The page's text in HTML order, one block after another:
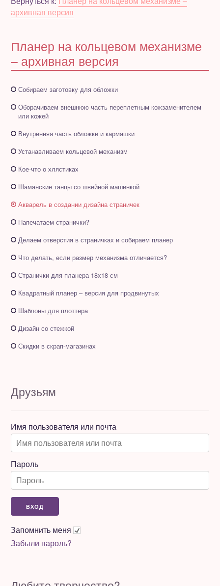
Полезное бесплатно
Для магазинов
Порция вдохновения
Отзывы
архивная версия
Планер на кольцевом механизме
– архивная версия
Собираем заготовку для обложки
Оборачиваем внешнюю часть переплетным кожзаменителем
или кожей
Внутренняя часть обложки и кармашки
Устанавливаем кольцевой механизм
Кое-что о хлястиках
Шаманские танцы со швейной машинкой
Акварель в создании дизайна страничек
Напечатаем странички?
Делаем отверстия в страничках и собираем планер
Что делать, если размер механизма отличается?
Странички для планера 18х18 см
Квадратный планер – версия для продвинутых
Шаблоны для плоттера
Дизайн со стежкой
Скидки в скрап-магазинах
Друзьям
Имя пользователя или почта
Пароль
Запомнить меня
Забыли пароль?